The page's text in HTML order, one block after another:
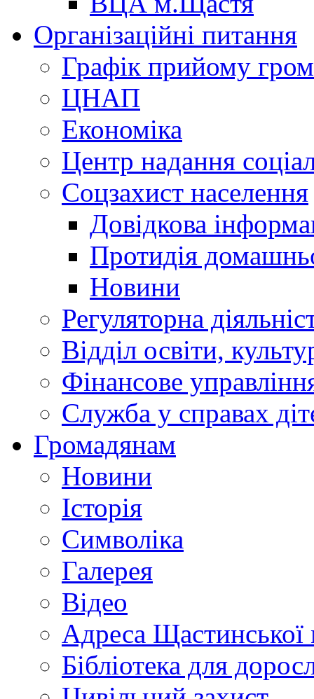
Організаційні питання
Графік прийому
ЦНАП
Економіка
Центр надання
Соцзахист населення
Довідкова
Протидія
Новини
Регуляторна
Відділ освіти,
Фінансове
Служба у справах
Громадянам
Новини
Історія
Символіка
Галерея
Відео
Адреса Щастинської
Бібліотека для